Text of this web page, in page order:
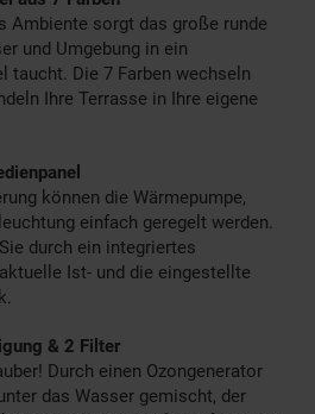
Ambiente sorgt das große runde
und Umgebung in ein
taucht. Die 7 Farben wechseln
Ihre Terrasse in Ihre eigene
können die Wärmepumpe,
einfach geregelt werden.
durch ein integriertes
Ist- und die eingestellte
& 2 Filter
Durch einen Ozongenerator
das Wasser gemischt, der